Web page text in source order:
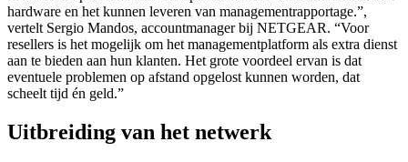
hardware en het kunnen leveren van managementrapportage.”,
vertelt Sergio Mandos, accountmanager bij NETGEAR. “Voor
resellers is het mogelijk om het managementplatform als extra dienst
aan te bieden aan hun klanten. Het grote voordeel ervan is dat
eventuele problemen op afstand opgelost kunnen worden, dat
scheelt tijd én geld.”
Uitbreiding van het netwerk